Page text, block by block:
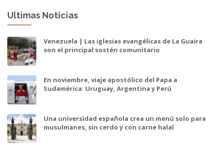
Ultimas Noticias
Venezuela | Las iglesias evangélicas de La Guaira
son el principal sostén comunitario
En noviembre, viaje apostólico del Papa a
Sudamérica: Uruguay, Argentina y Perú
Una universidad española crea un menú solo para
musulmanes, sin cerdo y con carne halal